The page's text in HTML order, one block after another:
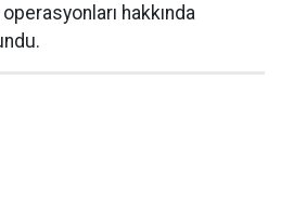
hakkında